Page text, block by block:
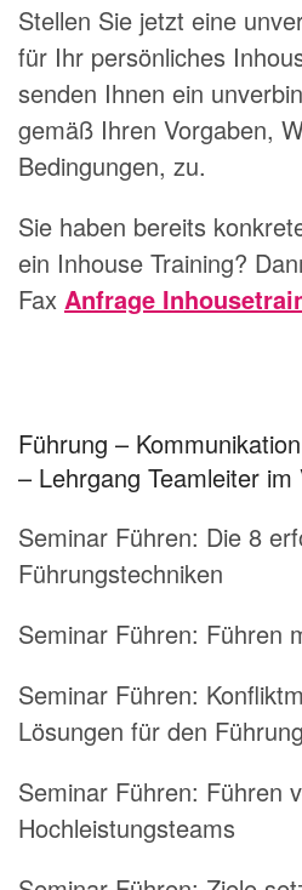
Stellen Sie jetzt eine
für Ihr persönliches
senden Ihnen ein
gemäß Ihren Vorgaben,
Bedingungen, zu.
Sie haben bereits
ein Inhouse Training?
Fax Anfrage
Führung –
– Lehrgang Teamleiter im
Seminar Führen: Die 8
Führungstechniken
Seminar Führen: Führen
Seminar Führen:
Lösungen für den
Seminar Führen: Führen
Hochleistungsteams